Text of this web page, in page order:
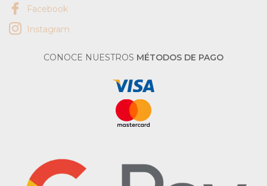
Facebook
Instagram
CONOCE NUESTROS MÉTODOS DE PAGO